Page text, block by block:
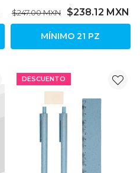
$247.00 MXN $238.12 MXN
MÍNIMO 21 PZ
DESCUENTO